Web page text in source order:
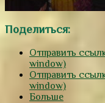
Поделиться:
Отправить
window)
Отправить
window)
Больше